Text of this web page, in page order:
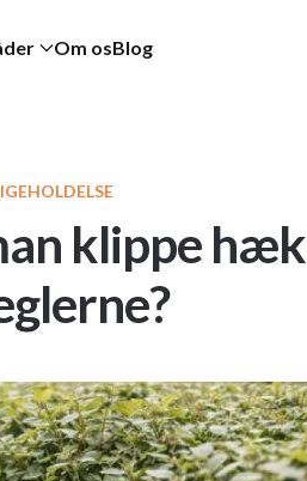
Om osBlog
klippe hæk